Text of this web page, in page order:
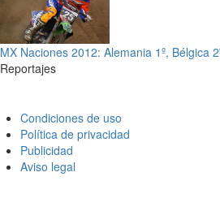
MX Naciones 2012: Alemania 1º, Bélgica
Reportajes
Condiciones de uso
Política de privacidad
Publicidad
Aviso legal